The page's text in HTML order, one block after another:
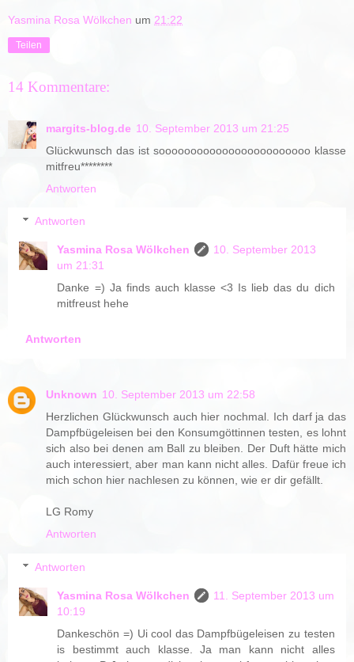
Yasmina Rosa Wölkchen um 21:22
Teilen
14 Kommentare:
margits-blog.de 10. September 2013 um 21:25
Glückwunsch das ist soooooooooooooooooooooooo klasse
mitfreu********
Antworten
Antworten
Yasmina Rosa Wölkchen
10. September 2013
um 21:31
Danke =) Ja finds auch klasse <3 Is lieb das du dich
mitfreust hehe
Antworten
Unknown 10. September 2013 um 22:58
Herzlichen Glückwunsch auch hier nochmal. Ich darf ja das
Dampfbügeleisen bei den Konsumgöttinnen testen, es lohnt
sich also bei denen am Ball zu bleiben. Der Duft hätte mich
auch interessiert, aber man kann nicht alles. Dafür freue ich
mich schon hier nachlesen zu können, wie er dir gefällt.
LG Romy
Antworten
Antworten
Yasmina Rosa Wölkchen
11. September 2013 um
10:19
Dankeschön =) Ui cool das Dampfbügeleisen zu testen
is bestimmt auch klasse. Ja man kann nicht alles